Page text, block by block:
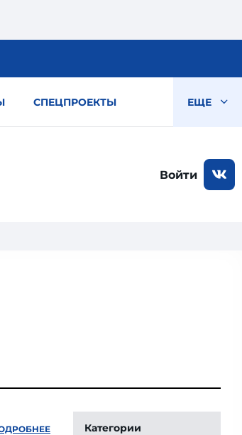
СПЕЦПРОЕКТЫ ЕЩЕ
Войти
Категории